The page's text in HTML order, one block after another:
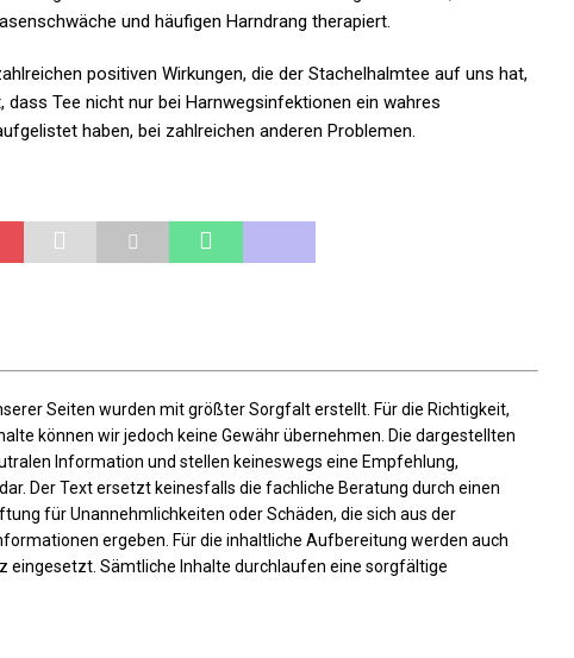
und häufigen Harndrang therapiert.
positiven Wirkungen, die der Stachelhalmtee auf uns hat,
dass Tee nicht nur bei Harnwegsinfektionen ein wahres
haben, bei zahlreichen anderen Problemen.
Seiten wurden mit größter Sorgfalt erstellt. Für die Richtigkeit,
können wir jedoch keine Gewähr übernehmen. Die dargestellten
Information und stellen keineswegs eine Empfehlung,
Der Text ersetzt keinesfalls die fachliche Beratung durch einen
für Unannehmlichkeiten oder Schäden, die sich aus der
ergeben. Für die inhaltliche Aufbereitung werden auch
eingesetzt. Sämtliche Inhalte durchlaufen eine sorgfältige